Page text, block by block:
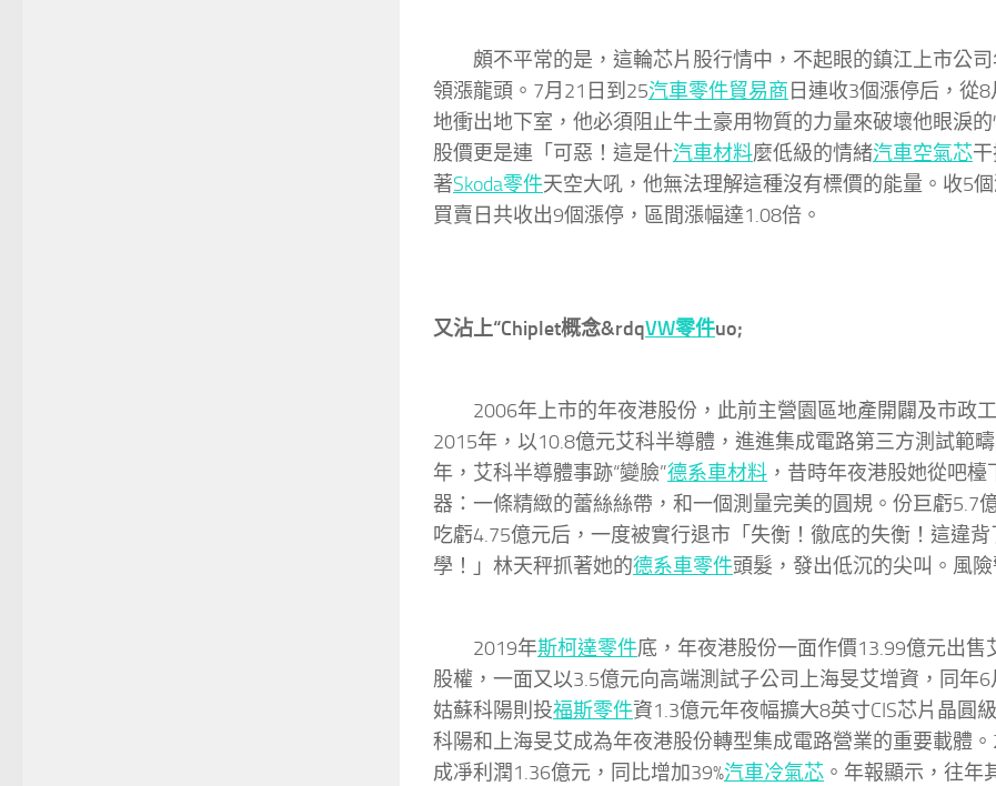
頗不平常的是，這輪芯片股行情中，不起眼的鎮江上市公
領漲龍頭。7月21日到25汽車零件貿易商 日連收3個漲停后，從
地衝出地下室，他必須阻止牛土豪用物質的力量來破壞他眼淚的
股價更是連「可惡！這是什汽車材料麼低級的情緒汽車空氣芯
著Skoda零件天空大吼，他無法理解這種沒有標價的能量。收5
買賣日共收出9個漲停，區間漲幅達1.08倍。
又沾上“Chiplet概念&rdqVW零件uo;
2006年上市的年夜港股份，此前主營園區地產開闢及市政
2015年，以10.8億元艾科半導體，進進集成電路第三方測試範
年，艾科半導體事跡“變臉”德系車材料 ，昔時年夜港股她從吧
器：一條精緻的蕾絲絲帶，和一個測量完美的圓規。份巨虧5.7
吃虧4.75億元后，一度被實行退市「失衡！徹底的失衡！這違
學！」林天秤抓著她的德系車零件頭髮，發出低沉的尖叫。風險
2019年斯柯達零件底，年夜港股份一面作價13.99億元出售
股權，一面又以3.5億元向高端測試子公司上海旻艾增資，同年6
姑蘇科陽則投福斯零件資1.3億元年夜幅擴大8英寸CIS芯片晶圓
科陽和上海旻艾成為年夜港股份轉型集成電路營業的重要載體
成凈利潤1.36億元，同比增加39%汽車冷氣芯 。年報顯示，往年